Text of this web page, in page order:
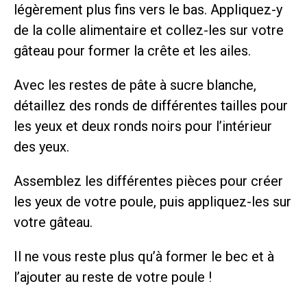
légèrement plus fins vers le bas. Appliquez-y
de la colle alimentaire et collez-les sur votre
gâteau pour former la crête et les ailes.
Avec les restes de pâte à sucre blanche,
détaillez des ronds de différentes tailles pour
les yeux et deux ronds noirs pour l’intérieur
des yeux.
Assemblez les différentes pièces pour créer
les yeux de votre poule, puis appliquez-les sur
votre gâteau.
Il ne vous reste plus qu’à former le bec et à
l’ajouter au reste de votre poule !